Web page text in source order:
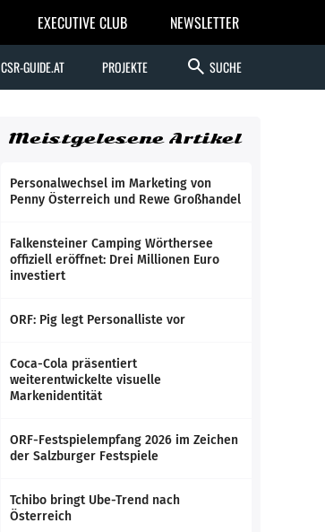
EXECUTIVE CLUB NEWSLETTER
CSR-GUIDE.AT PROJEKTE search SUCHE
Meistgelesene Artikel
Personalwechsel im Marketing von
Penny Österreich und Rewe Großhandel
Falkensteiner Camping Wörthersee
offiziell eröffnet: Drei Millionen Euro
investiert
ORF: Pig legt Personalliste vor
Coca-Cola präsentiert
weiterentwickelte visuelle
Markenidentität
ORF-Festspielempfang 2026 im Zeichen
der Salzburger Festspiele
Tchibo bringt Ube-Trend nach
Österreich